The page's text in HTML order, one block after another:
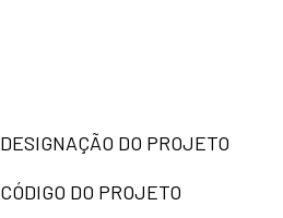
DESIGNAÇÃO DO PROJETO
CÓDIGO DO PROJETO